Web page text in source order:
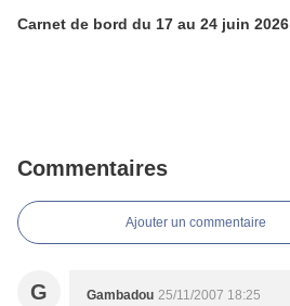
Carnet de bord du 17 au 24 juin 2026
Commentaires
Ajouter un commentaire
G Gambadou 25/11/2007 18:25